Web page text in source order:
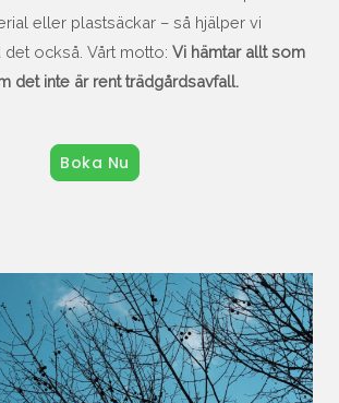
eller plastsäckar – så hjälper vi
också. Vårt motto: Vi hämtar allt som
det inte är rent trädgårdsavfall.
Boka Nu